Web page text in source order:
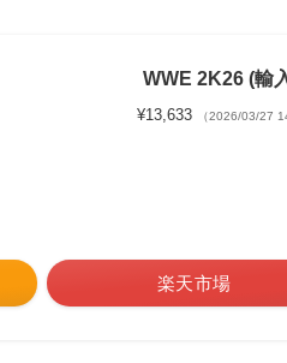
WWE 2K26 (輸
¥13,633 （2026/03/27
楽天市場